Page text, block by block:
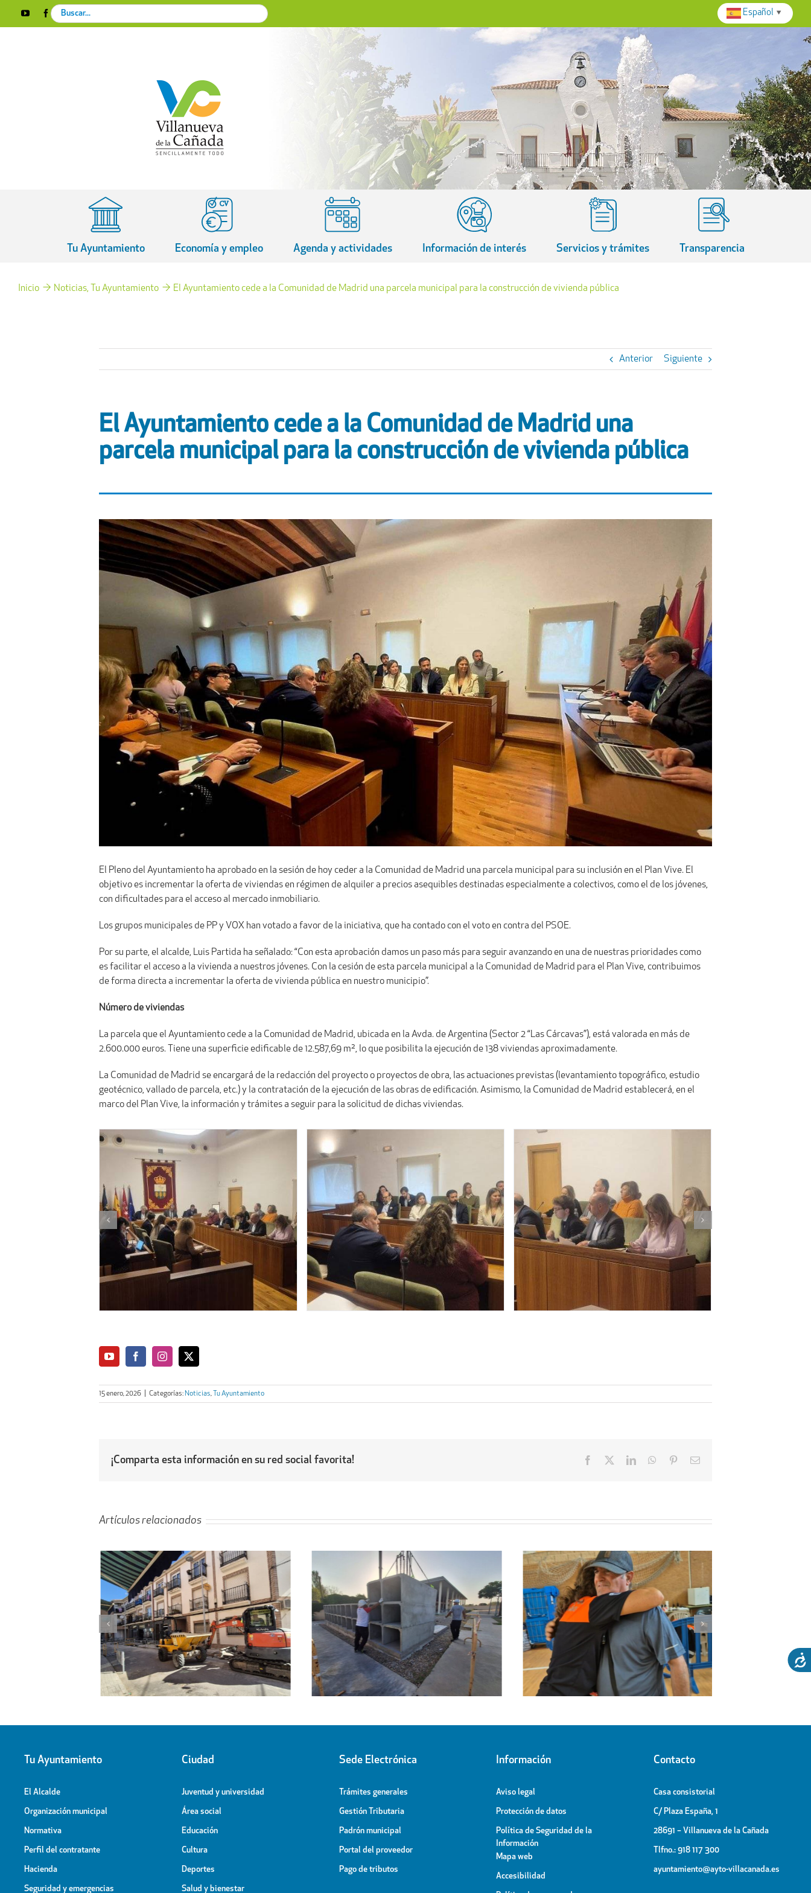
YouTubeFacebookInstagram
X
Search
for:
Tu Ayuntamiento Economía y empleo Agenda y actividades Información de interés Servicios y trámites Transparencia
Inicio Noticias Tu Ayuntamiento El Ayuntamiento cede a la Comunidad de Madrid una parcela municipal para la construcción de vivienda pública
Anterior Siguiente
El Ayuntamiento cede a la Comunidad de Madrid una
parcela municipal para la construcción de vivienda pública
El Pleno del Ayuntamiento ha aprobado en la sesión de hoy ceder a la Comunidad de Madrid una parcela municipal para su inclusión en el Plan Vive. El
objetivo es incrementar la oferta de viviendas en régimen de alquiler a precios asequibles destinadas especialmente a colectivos, como el de los jóvenes,
con dificultades para el acceso al mercado inmobiliario.
Los grupos municipales de PP y VOX han votado a favor de la iniciativa, que ha contado con el voto en contra del PSOE.
Por su parte, el alcalde, Luis Partida ha señalado: “Con esta aprobación damos un paso más para seguir avanzando en una de nuestras prioridades como
es facilitar el acceso a la vivienda a nuestros jóvenes. Con la cesión de esta parcela municipal a la Comunidad de Madrid para el Plan Vive, contribuimos
de forma directa a incrementar la oferta de vivienda pública en nuestro municipio”.
Número de viviendas
La parcela que el Ayuntamiento cede a la Comunidad de Madrid, ubicada en la Avda. de Argentina (Sector 2 “Las Cárcavas”), está valorada en más de
2.600.000 euros. Tiene una superficie edificable de 12.587,69 m², lo que posibilita la ejecución de 138 viviendas aproximadamente.
La Comunidad de Madrid se encargará de la redacción del proyecto o proyectos de obra, las actuaciones previstas (levantamiento topográfico, estudio
geotécnico, vallado de parcela, etc.) y la contratación de la ejecución de las obras de edificación. Asimismo, la Comunidad de Madrid establecerá, en el
marco del Plan Vive, la información y trámites a seguir para la solicitud de dichas viviendas.
15 enero, 2026 Categorías: Noticias, Tu Ayuntamiento
¡Comparta esta información en su red social favorita! Facebook LinkedInWhatsApp
PinterestEmail
Artículos relacionados
Obras de ampliación del
Cementerio-Tanatorio Municipal
Regresa a sus hogares el centenar
de personas acogidas en el
Pabellón Cubierto
El espectáculo de la Generación
OT, broche final de las Fiestas
Patronales
Tu Ayuntamiento
El Alcalde
Organización municipal
Normativa
Perfil del contratante
Hacienda
Seguridad y emergencias
Ciudad
Juventud y universidad
Área social
Educación
Cultura
Deportes
Salud y bienestar
Sede Electrónica
Trámites generales
Gestión Tributaria
Padrón municipal
Portal del proveedor
Pago de tributos
Información
Aviso legal
Protección de datos
Política de Seguridad de la
Información
Mapa web
Accesibilidad
Contacto
Casa consistorial
C/ Plaza España, 1
28691 – Villanueva de la Cañada
Tlfno.: 918 117 300
ayuntamiento@ayto-villacanada.es
Español ▼